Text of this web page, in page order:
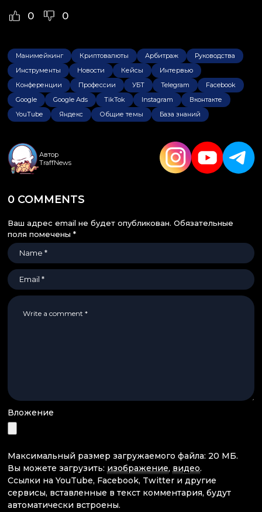
0 0
Манимейкинг Криптовалюты Арбитраж
Руководства
Инструменты
Новости Кейсы
Интервью
Конференции
Профессии УБТ Telegram
Facebook
Google
Google Ads TikTok Instagram
Вконтакте
YouTube
Яндекс Общие темы База знаний
Автор
TraffNews
0 COMMENTS
Ваш адрес email не будет опубликован. Обязательные
поля помечены *
Вложение
Максимальный размер загружаемого файла: 20 МБ.
Вы можете загрузить: изображение, видео.
Ссылки на YouTube, Facebook, Twitter и другие
сервисы, вставленные в текст комментария, будут
автоматически встроены.